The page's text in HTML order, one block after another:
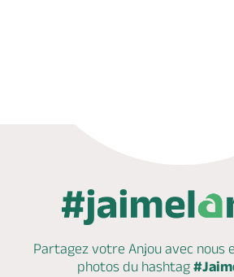
Partagez votre Anjou avec nous
photos du hashtag